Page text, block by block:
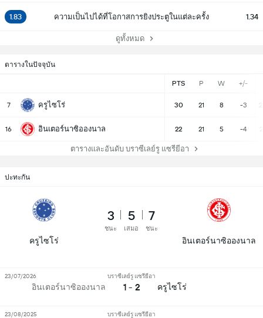
1.83 ความเป็นไปได้ที่โอกาสการยิงประตูในแต่ละครั้ง 1.34
ดูทั้งหมด
ตารางในปัจจุบัน
PTS P W +/-
7 ครูไซโร่ 30 21 8 -3
16 อินเตอร์นาซิอองนาล 22 21 5 -4
ตารางและอันดับ บราซีเลย์รู แซรียีอา
ปะทะกัน
ครูไซโร่
3
ชนะ
5
เสมอ
7
ชนะ
อินเตอร์นาซิอองนาล
อินเตอร์นาซิอองนาล
บราซีเลย์รู แซรียีอา
1 - 2 ครูไซโร่
23/07/2026
บราซีเลย์รู แซรียีอา
23/08/2025